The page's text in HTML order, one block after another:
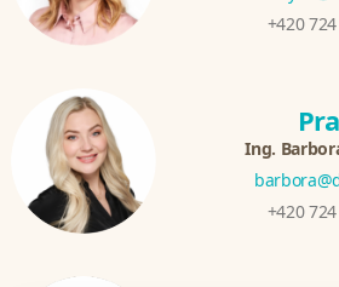
+420
Ing.
+420